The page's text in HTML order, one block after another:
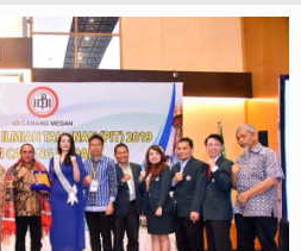
Balige
2026 Pukul 17.00 WIB